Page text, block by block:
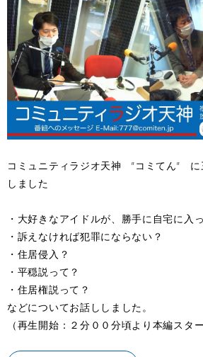
コミュニティラジオ天神 ”コミてん” に
しました
・大好きなアイドルが、勝手に自宅に入
・訴えなければ犯罪にならない？
・住居侵入？
・平穏説って？
・住居権説って？
などについてお話ししました。
（再生開始：２分００分頃より本編スター